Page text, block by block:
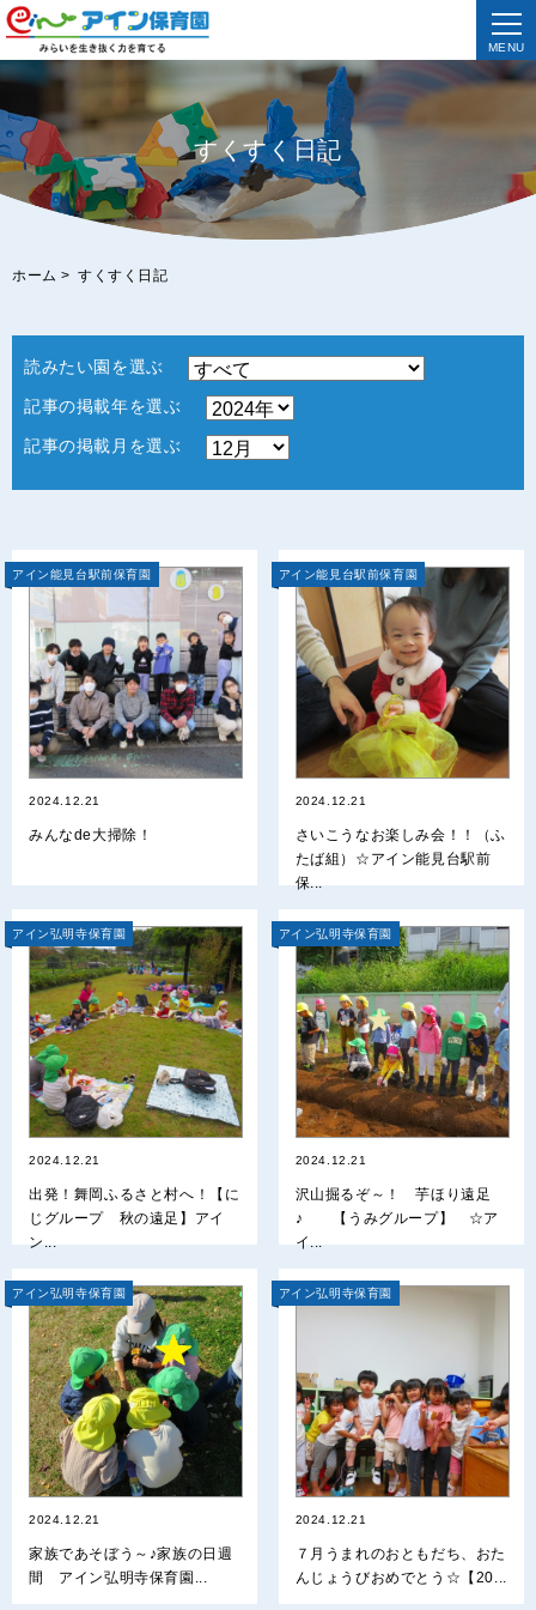
MENU
すくすく日記
ホーム > すくすく日記
読みたい園を選ぶ
記事の掲載年を選ぶ
記事の掲載月を選ぶ
アイン能見台駅前保育園
2024.12.21
みんなde大掃除！
アイン能見台駅前保育園
2024.12.21
さいこうなお楽しみ会！！（ふ
たば組）☆アイン能見台駅前
保...
アイン弘明寺保育園
2024.12.21
出発！舞岡ふるさと村へ！【に
じグループ 秋の遠足】アイ
ン...
アイン弘明寺保育園
2024.12.21
沢山掘るぞ～！ 芋ほり遠足
♪ 【うみグループ】 ☆ア
イ...
アイン弘明寺保育園
2024.12.21
家族であそぼう～♪家族の日週
間 アイン弘明寺保育園...
アイン弘明寺保育園
2024.12.21
７月うまれのおともだち、おた
んじょうびおめでとう☆【20...